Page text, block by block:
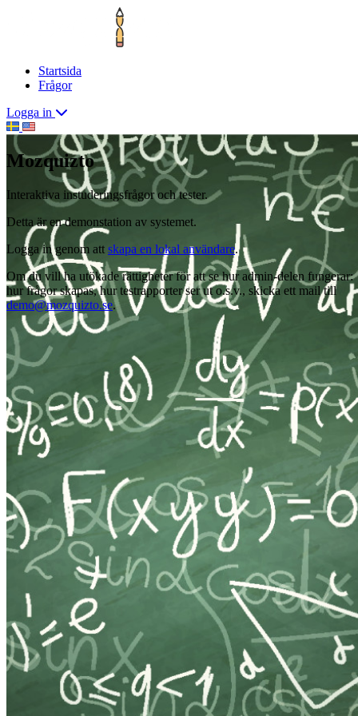
Startsida
Frågor
Logga in
Mozquizto
Interaktiva instuderingsfrågor och tester.
Detta är en demonstation av systemet.
Logga in genom att skapa en lokal användare.
Om du vill ha utökade rättigheter för att se hur admin-delen fungerar:
hur frågor skapas, hur testrapporter ser ut o.s.v., skicka ett mail till
demo@mozquizto.se.